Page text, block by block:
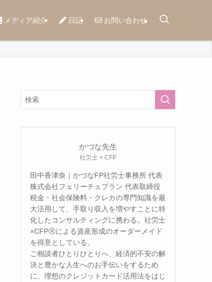
メディア紹介 日記 お問い合わせ
かづな先生
社労士 × CFP
田中香津奈｜かづなFP社労士事務所 代表
株式会社フェリーチェプラン 代表取締役
税金・社会保険料・クレカの専門知識を最
大活用して、手取り収入を増やすことに特
化したコンサルティングに携わる。社労士
×CFPⓇによる資産形成のオーダーメイド
を得意としている。
ご相談者ひとりひとりへ、経済的不安の解
決と豊かな人生へのお手伝いをするため
に、理想のクレジットカード活用法をはじ